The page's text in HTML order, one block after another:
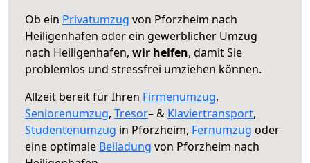
Ob ein Privatumzug von Pforzheim nach
Heiligenhafen oder ein gewerblicher Umzug
nach Heiligenhafen, wir helfen, damit Sie
problemlos und stressfrei umziehen können.
Allzeit bereit für Ihren Firmenumzug,
Seniorenumzug, Tresor– & Klaviertransport,
Studentenumzug in Pforzheim, Fernumzug oder
eine optimale Beiladung von Pforzheim nach